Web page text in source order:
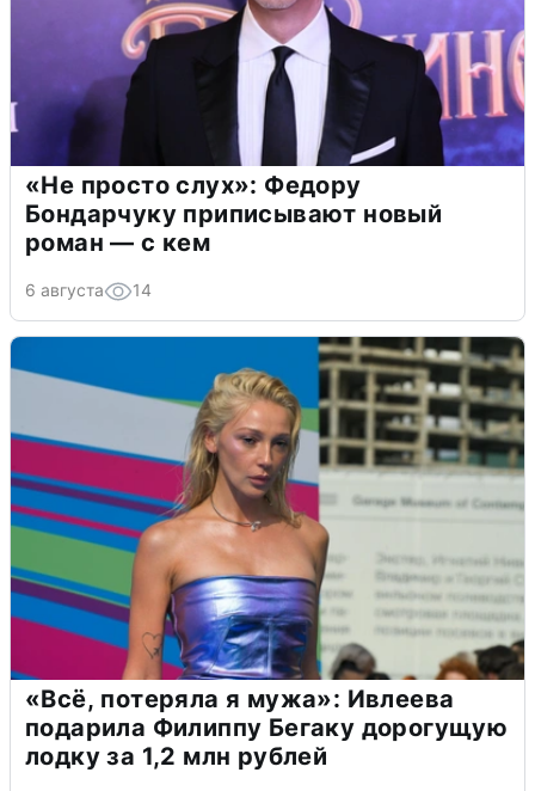
«Не просто слух»: Федору
Бондарчуку приписывают новый
роман — с кем
6 августа 14
«Всё, потеряла я мужа»: Ивлеева
подарила Филиппу Бегаку дорогущую
лодку за 1,2 млн рублей